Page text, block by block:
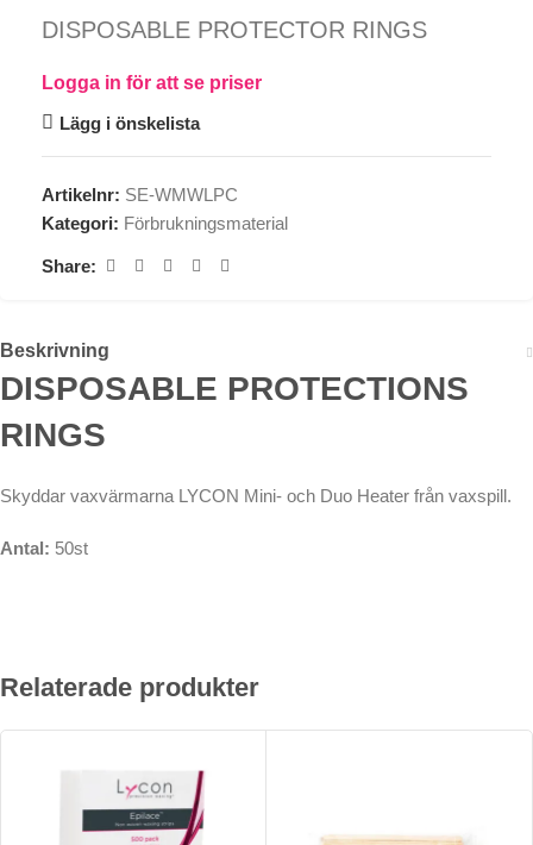
DISPOSABLE PROTECTOR RINGS
Logga in för att se priser
Lägg i önskelista
Artikelnr: SE-WMWLPC
Kategori: Förbrukningsmaterial
Share:
Beskrivning
DISPOSABLE PROTECTIONS
RINGS
Skyddar vaxvärmarna LYCON Mini- och Duo Heater från vaxspill.
Antal: 50st
Relaterade produkter